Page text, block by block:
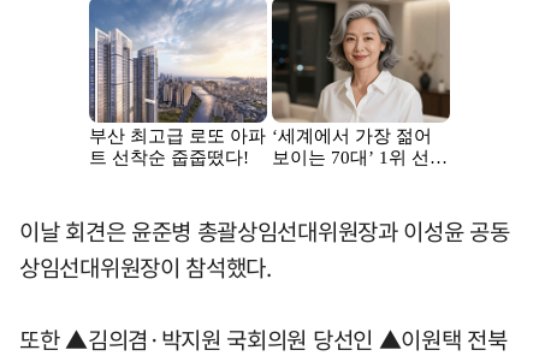
이날 회견은 윤준병 총괄상임선대위원장과 이성윤 공동
상임선대위원장이 참석했다.
또한 ▲김의겸·박지원 국회의원 당선인 ▲이원택 전북